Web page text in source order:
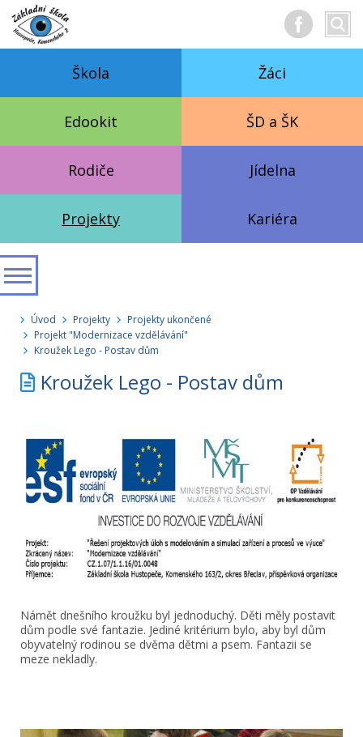
text
Škola Žáci
Edookit ŠD a ŠK
Rodiče Jídelna
Projekty Kariéra
Úvod Projekty
Projekty ukončené
Projekt "Modernizace vzdělávání"
Kroužek Lego - Postav dům
Kroužek Lego - Postav dům
Námět dnešního kroužku byl jednoduchý. Děti měly postavit
dům podle své fantazie. Jediné kritérium bylo, aby byl dům
obyvatelný rodinou se dvěma dětmi a psem. Fantazii se
meze nekladly.